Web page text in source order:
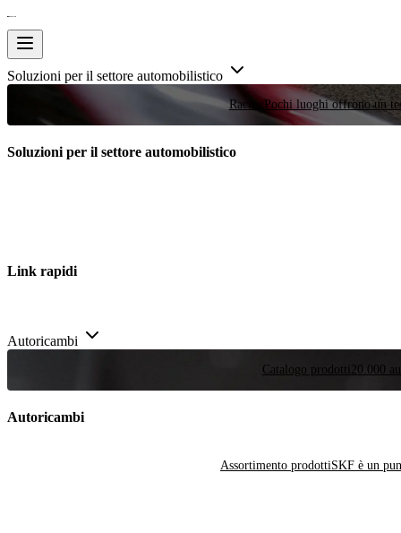
Soluzioni per il settore automobilistico
RacingPochi luoghi offrono un
Soluzioni per il settore automobilistico
Link rapidi
Autoricambi
Catalogo prodotti 20.000
Autoricambi
Assortimento prodottiSKF è un